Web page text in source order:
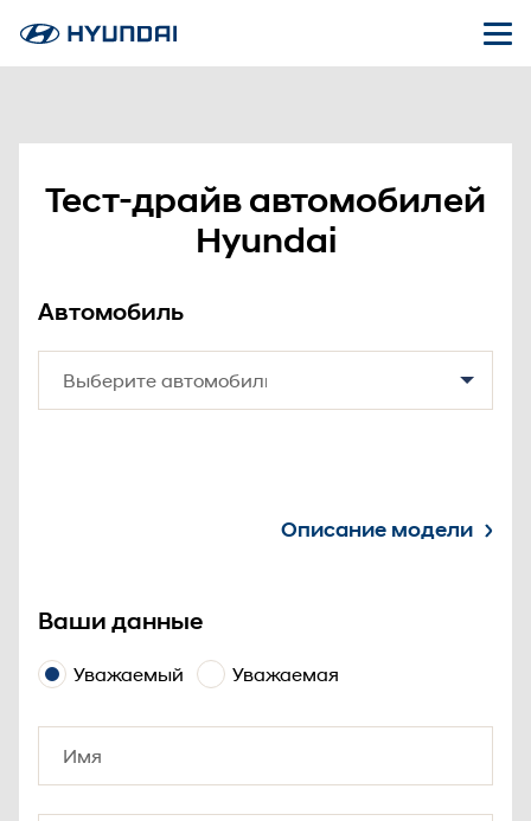
Тест-драйв автомобилей
Hyundai
Автомобиль
Описание модели
Ваши данные
Уважаемый Уважаемая